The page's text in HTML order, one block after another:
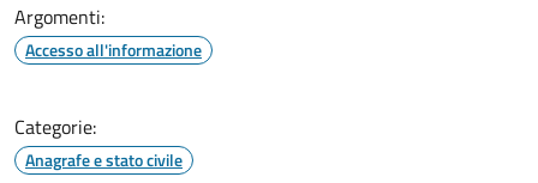
Argomenti:
Accesso all'informazione
Categorie:
Anagrafe e stato civile